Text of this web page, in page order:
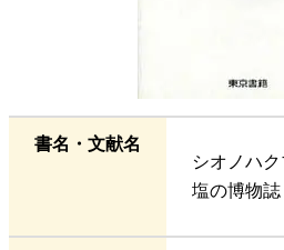
書名・文献名
シオノハ
塩の博物誌